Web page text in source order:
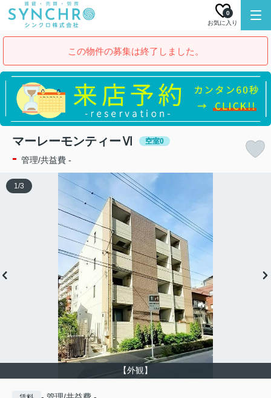
お気に入り
0
この物件の募集は終了しました。
マーレーモンティーⅥ 空室0
- 管理/共益費 -
【外観】
1 /3